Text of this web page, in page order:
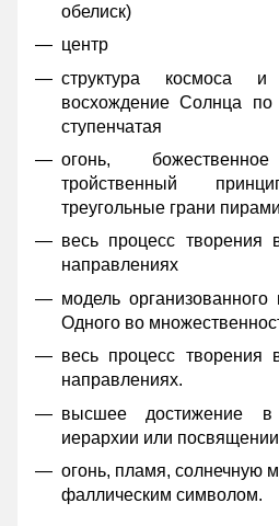
обелиск)
центр
структура космоса
восхождение Солнца
ступенчатая
огонь,
тройственный
треугольные грани
весь процесс творения
направлениях
модель
Одного во
весь процесс творения
направлениях.
высшее достижение в
иерархии или
огонь, пламя, солнечную
фаллическим символом.